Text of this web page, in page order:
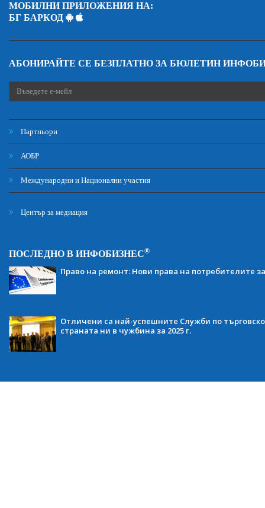
МОБИЛНИ ПРИЛОЖЕНИЯ НА:
БГ БАРКОД
АБОНИРАЙТЕ СЕ БЕЗПЛАТНО ЗА БЮЛЕТИН
Партньори
АОБР
Международни и Национални участия
Център за медиация
ПОСЛЕДНО В ИНФОБИЗНЕС®
Право на ремонт: Нови права на потребителите
Отличени са най-успешните Служби по
страната ни в чужбина за 2025 г.